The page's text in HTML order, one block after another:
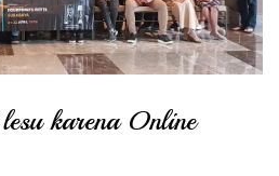
karena Online